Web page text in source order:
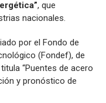
, que
nacionales.
por el Fondo de
(Fondef), de
“Puentes de acero
y pronóstico de